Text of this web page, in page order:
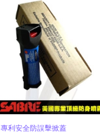
專利安全防誤擊掀蓋